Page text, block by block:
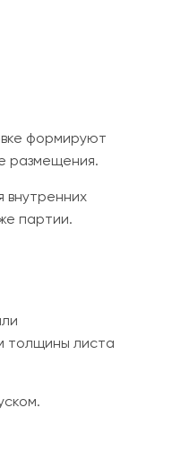
формируют
размещения.
внутренних
партии.
толщины листа